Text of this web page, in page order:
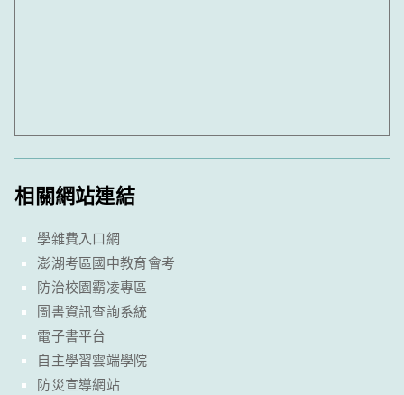
相關網站連結
學雜費入口網
澎湖考區國中教育會考
防治校園霸凌專區
圖書資訊查詢系統
電子書平台
自主學習雲端學院
防災宣導網站